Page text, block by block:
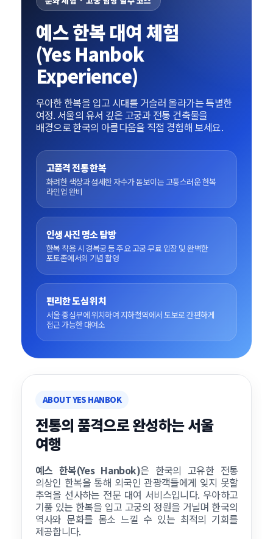
예스 한복 대여 체험
(Yes Hanbok
Experience)
우아한 한복을 입고 시대를 거슬러 올라가는 특별한
여정. 서울의 유서 깊은 고궁과 전통 건축물을
배경으로 한국의 아름다움을 직접 경험해 보세요.
고품격 전통 한복
화려한 색상과 섬세한 자수가 돋보이는 고풍스러운 한복
라인업 완비
인생 사진 명소 탐방
한복 착용 시 경복궁 등 주요 고궁 무료 입장 및 완벽한
포토존에서의 기념 촬영
편리한 도심 위치
서울 중심부에 위치하여 지하철역에서 도보로 간편하게
접근 가능한 대여소
ABOUT YES HANBOK
전통의 품격으로 완성하는 서울
여행
예스 한복(Yes Hanbok)은 한국의 고유한 전통
의상인 한복을 통해 외국인 관광객들에게 잊지 못할
추억을 선사하는 전문 대여 서비스입니다. 우아하고
기품 있는 한복을 입고 고궁의 정원을 거닐며 한국의
역사와 문화를 몸소 느낄 수 있는 최적의 기회를
제공합니다.